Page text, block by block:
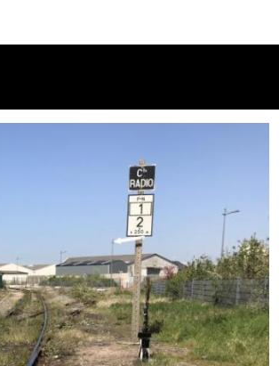
sélectif !!!
2 minutes 2 ans